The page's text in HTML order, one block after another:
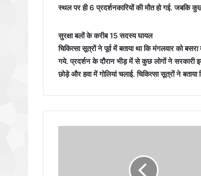
स्थल पर ही 6 प्रदर्शनकारियों की मौत हो गई. जबकि
सुरक्षा बलों के करीब 15 सदस्य घायल
चिकित्सा सूत्रों ने पूर्व में बताया था कि मंगलवार को
गये. प्रदर्शन के दौरान भीड़ में से कुछ लोगों ने
छोड़े और हवा में गोलियां चलाई. चिकित्सा सूत्रों ने